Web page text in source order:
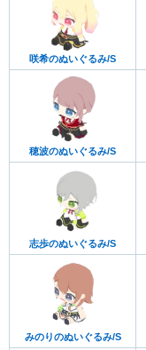
咲希のぬいぐるみ/S
穂波のぬいぐるみ/S
志歩のぬいぐるみ/S
みのりのぬいぐるみ/S